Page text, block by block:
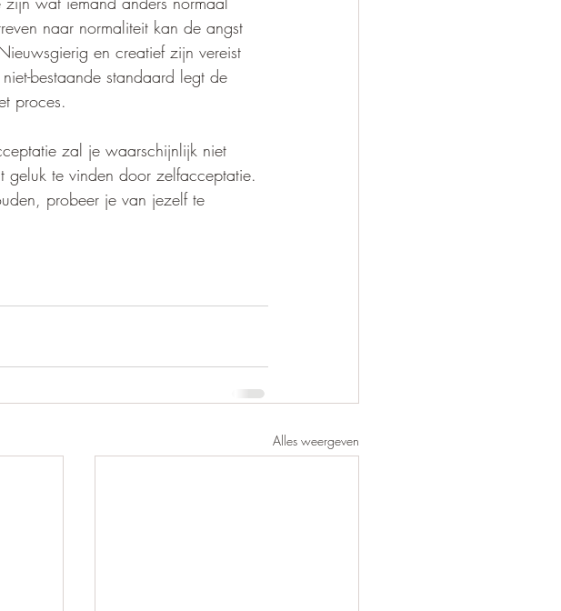
naar normaliteit kan de angst
en creatief zijn vereist
bestaande standaard legt de
proces.
zal je waarschijnlijk niet
geluk te vinden door zelfacceptatie.
probeer je van jezelf te
Alles weergeven